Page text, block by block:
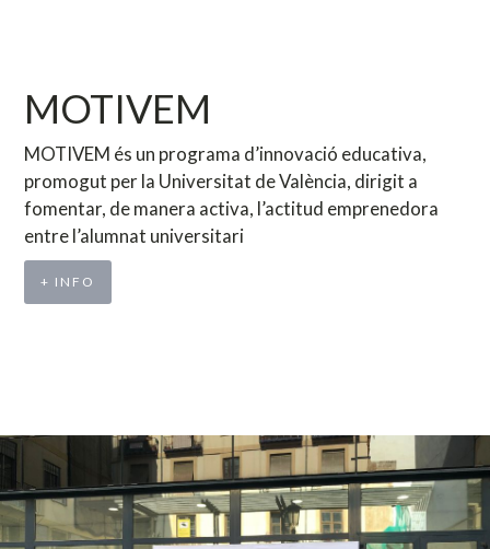
MOTIVEM
MOTIVEM és un programa d’innovació educativa,
promogut per la Universitat de València, dirigit a
fomentar, de manera activa, l’actitud emprenedora
entre l’alumnat universitari
+ INFO